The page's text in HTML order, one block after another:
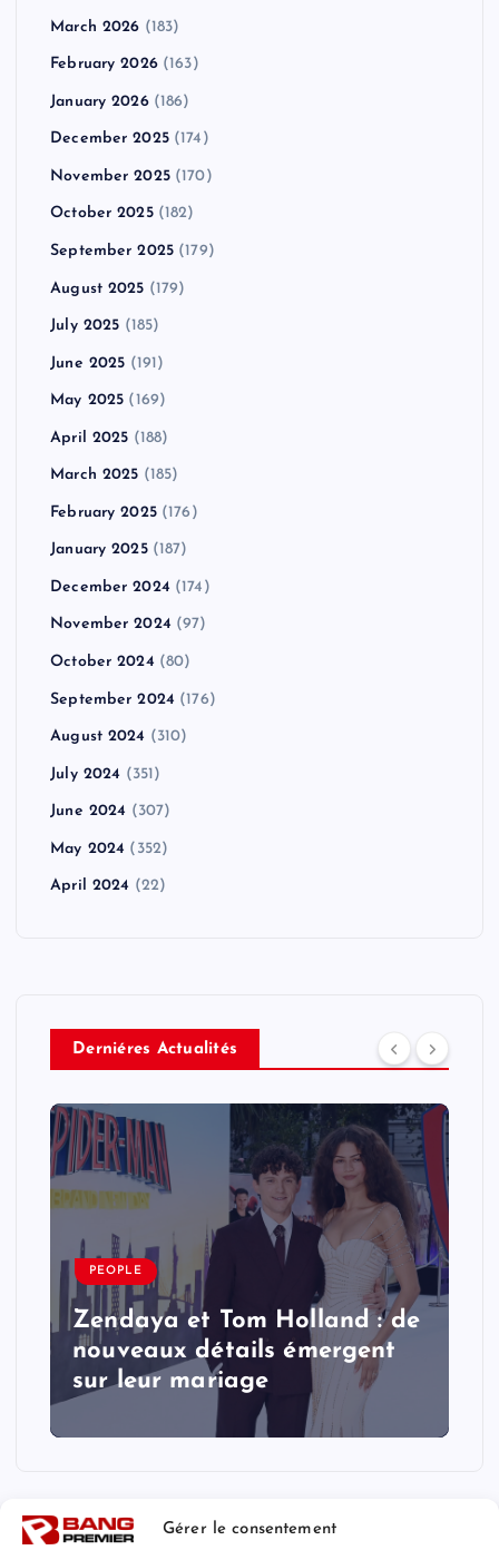
Gérer le consentement
March 2026 (183)
February 2026(163)
January 2026(186)
December 2025(174)
November 2025(170)
October 2025(182)
September 2025 (179)
August 2025 (179)
July 2025 (185)
June 2025 (191)
May 2025 (169)
April 2025 (188)
March 2025 (185)
February 2025(176)
January 2025(187)
December 2024 (174)
November 2024 (97)
October 2024 (80)
September 2024 (176)
August 2024 (310)
July 2024 (351)
June 2024 (307)
May 2024 (352)
April 2024 (22)
Derniéres Actualités
PEOPLE
Zendaya et Tom Holland : de
nouveaux détails émergent
sur leur mariage